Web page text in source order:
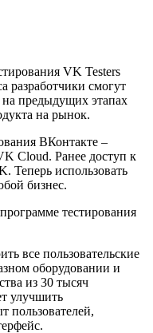
VK Testers
разработчики смогут
предыдущих этапах
на рынок.
ВКонтакте –
Cloud. Ранее доступ к
Теперь использовать
бизнес.
все пользовательские
оборудовании и
из 30 тысяч
улучшить
пользователей,